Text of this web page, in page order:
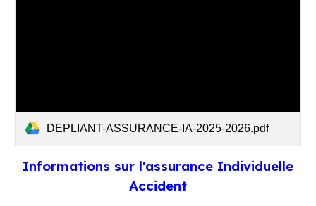
DEPLIANT-ASSURANCE-IA-2025-2026.pdf
Informations sur l'assurance Individuelle
Accident